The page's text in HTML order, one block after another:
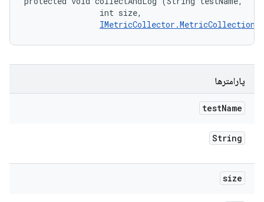
                int size,
پارامترها
testName
String
size